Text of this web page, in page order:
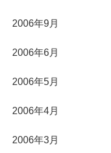
2006年9月
2006年6月
2006年5月
2006年4月
2006年3月